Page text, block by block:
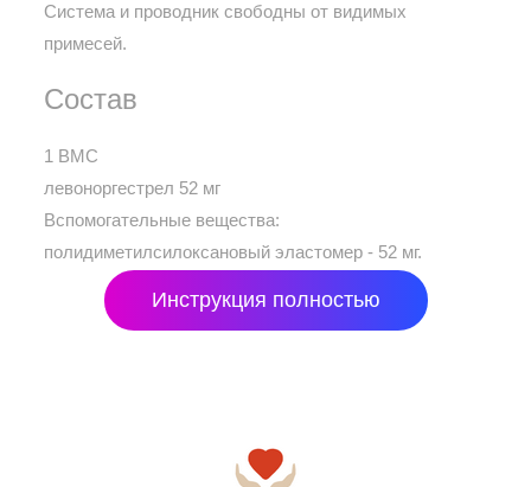
Система и проводник свободны от видимых
примесей.
Состав
1 ВМС
левоноргестрел 52 мг
Вспомогательные вещества:
полидиметилсилоксановый эластомер - 52 мг.
Инструкция полностью